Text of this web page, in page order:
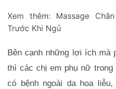
Xem thêm: Massage
Trước Khi Ngủ
Bên cạnh những lợi ích mà
thì các chị em phụ nữ
có bệnh ngoài da hoa